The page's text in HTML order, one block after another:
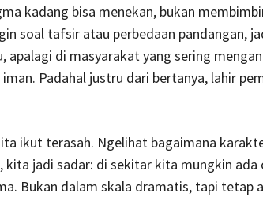
kadang bisa menekan, bukan
soal tafsir atau perbedaan pandangan,
apalagi di masyarakat yang sering
Padahal justru dari bertanya, lahir
ikut terasah. Ngelihat bagaimana
kita jadi sadar: di sekitar kita mungkin ada
Bukan dalam skala dramatis, tapi tetap